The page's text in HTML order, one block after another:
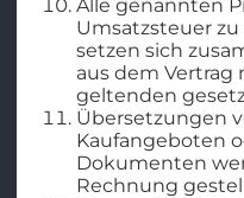
Alle genannten
Umsatzsteuer zu
setzen sich
aus dem Vertrag
geltenden
Übersetzungen
Kaufangeboten
Dokumenten
Rechnung